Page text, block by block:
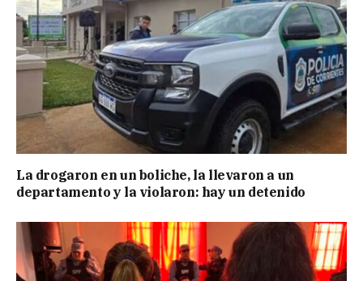
La drogaron en un boliche, la llevaron a un
departamento y la violaron: hay un detenido